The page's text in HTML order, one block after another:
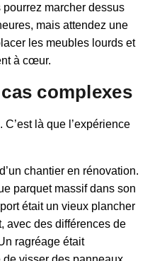
marcher dessus
mais attendez une
les meubles lourds et
à cœur.
complexes
là que l’expérience
chantier en rénovation.
parquet massif dans son
était un vieux plancher
avec des différences de
ragréage était